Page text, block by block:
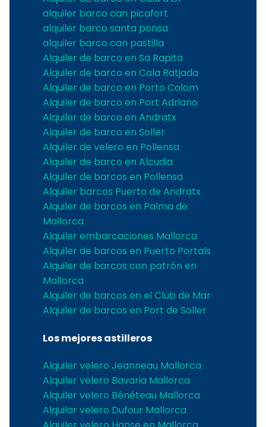
alquiler barco can picafort
alquiler barco santa ponsa
alquiler barco can pastilla
Alquiler de barco en Sa Rapita
Alquiler de barco en Cala Ratjada
Alquiler de barco en Porto Colom
Alquiler de barco en Port Adriano
Alquiler de barco en Andratx
Alquiler de barco en Soller
Alquiler de velero en Pollensa
Alquiler de barco en Alcudia
Alquiler de barcos en Pollensa
Alquiler barcos Puerto de Andratx
Alquiler de barcos en Palma de
Mallorca
Alquiler embarcaciones Mallorca
Alquiler de barcos en Puerto Portals
Alquiler de barcos con patrón en
Mallorca
Alquiler de barcos en el Club de Mar
Alquiler de barcos en Port de Soller
Los mejores astilleros
Alquiler velero Jeanneau Mallorca
Alquiler velero Bavaria Mallorca
Alquiler velero Bénéteau Mallorca
Alquilar velero Dufour Mallorca